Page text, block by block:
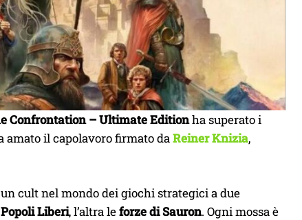
Confrontation – Ultimate Editionha superato i
amato il capolavoro firmato daReiner Knizia,
cult nel mondo dei giochi strategici a due
Popoli Liberi, l’altra leforze di Sauron. Ogni mossa è